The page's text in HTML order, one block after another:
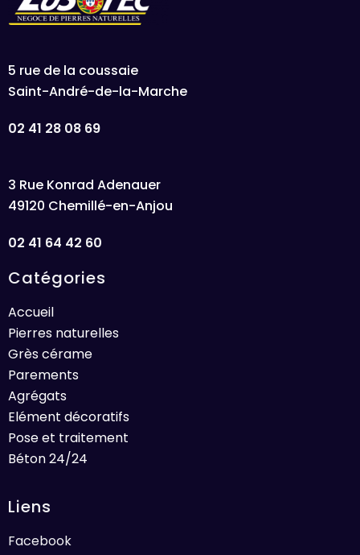
5 rue de la coussaie
Saint-André-de-la-Marche
02 41 28 08 69
3 Rue Konrad Adenauer
49120 Chemillé-en-Anjou
02 41 64 42 60
Catégories
Accueil
Pierres naturelles
Grès cérame
Parements
Agrégats
Elément décoratifs
Pose et traitement
Béton 24/24
Liens
Facebook